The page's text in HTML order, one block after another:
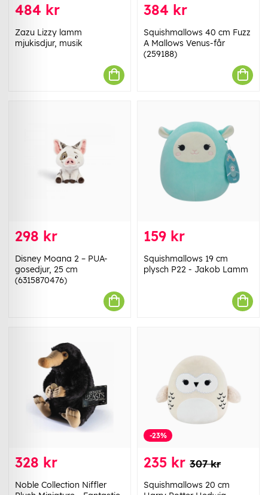
484 kr
Zazu Lizzy lamm
mjukisdjur, musik
384 kr
Squishmallows 40 cm Fuzz
A Mallows Venus-får
(259188)
298 kr
Disney Moana 2 – PUA-
gosedjur, 25 cm
(6315870476)
159 kr
Squishmallows 19 cm
plysch P22 - Jakob Lamm
328 kr
Noble Collection Niffler
-23%
235 kr 307 kr
Squishmallows 20 cm